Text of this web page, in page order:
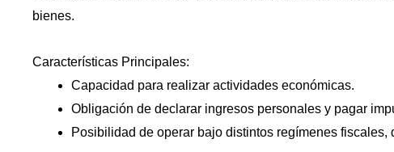
bienes.
Características Principales:
Capacidad para realizar actividades económicas.
Obligación de declarar ingresos personales y pagar
Posibilidad de operar bajo distintos regímenes